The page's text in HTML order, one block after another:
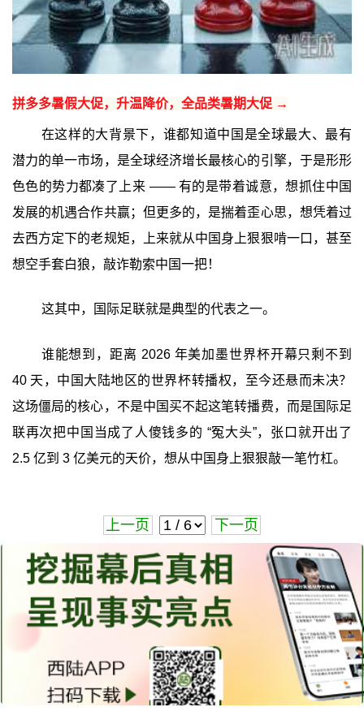
拼多多暑假大促，升温降价，全品类暑期大促 →
在这样的大背景下，谁都知道中国是全球最大、最有
潜力的单一市场，是全球经济增长最核心的引擎，于是形形
色色的势力都凑了上来 —— 有的是带着诚意，想抓住中国
发展的机遇合作共赢；但更多的，是揣着歪心思，想凭着过
去西方定下的老规矩，上来就从中国身上狠狠啃一口，甚至
想空手套白狼，敲诈勒索中国一把！
这其中，国际足联就是典型的代表之一。
谁能想到，距离 2026 年美加墨世界杯开幕只剩不到
40 天，中国大陆地区的世界杯转播权，至今还悬而未决？
这场僵局的核心，不是中国买不起这笔转播费，而是国际足
联再次把中国当成了人傻钱多的 “冤大头”，张口就开出了
2.5 亿到 3 亿美元的天价，想从中国身上狠狠敲一笔竹杠。
上一页 下一页